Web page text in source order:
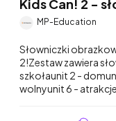
Kids Can! 2 -
MP-Education
Słowniczki
2!Zestaw zawiera
szkołaunit 2 -
wolnyunit 6 - atrakcje